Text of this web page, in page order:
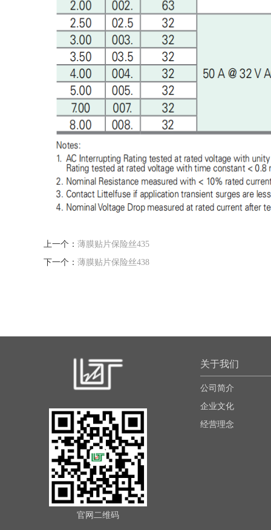
上一个： 薄膜贴片保险丝435
下一个： 薄膜贴片保险丝438
官网二维码
关于我们
公司简介
企业文化
经营理念